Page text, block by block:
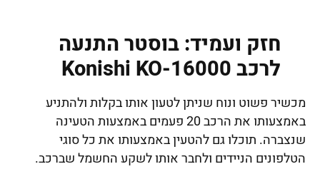
חזק ועמיד: בוסטר התנעה
לרכב Konishi KO-16000
מכשיר פשוט ונוח שניתן לטעון אותו בקלות ולהתניע
באמצעותו את הרכב 20 פעמים באמצעות הטעינה
שנצברה. תוכלו גם להטעין באמצעותו את כל סוגי
הטלפונים הניידים ולחבר אותו לשקע החשמל שברכב.